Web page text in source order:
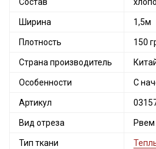
Ширина 1,5м
Плотность 150
Страна производитель
Особенности С
Артикул
Вид отреза Рвем
Тип ткани